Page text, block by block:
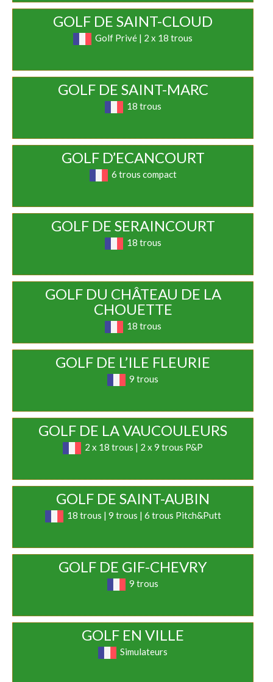
GOLF DE SAINT-CLOUD
Golf Privé | 2 x 18 trous
GOLF DE SAINT-MARC
18 trous
GOLF D’ECANCOURT
6 trous compact
GOLF DE SERAINCOURT
18 trous
GOLF DU CHÂTEAU DE LA
CHOUETTE
18 trous
GOLF DE L’ILE FLEURIE
9 trous
GOLF DE LA VAUCOULEURS
2 x 18 trous | 2 x 9 trous P&P
GOLF DE SAINT-AUBIN
18 trous | 9 trous | 6 trous Pitch&Putt
GOLF DE GIF-CHEVRY
9 trous
GOLF EN VILLE
Simulateurs